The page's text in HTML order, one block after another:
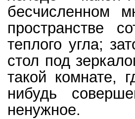
бесчисленном
пространстве
теплого угла;
стол под
такой комнате,
нибудь
ненужное.